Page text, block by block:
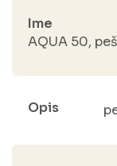
Ime
AQUA 50,
Opis